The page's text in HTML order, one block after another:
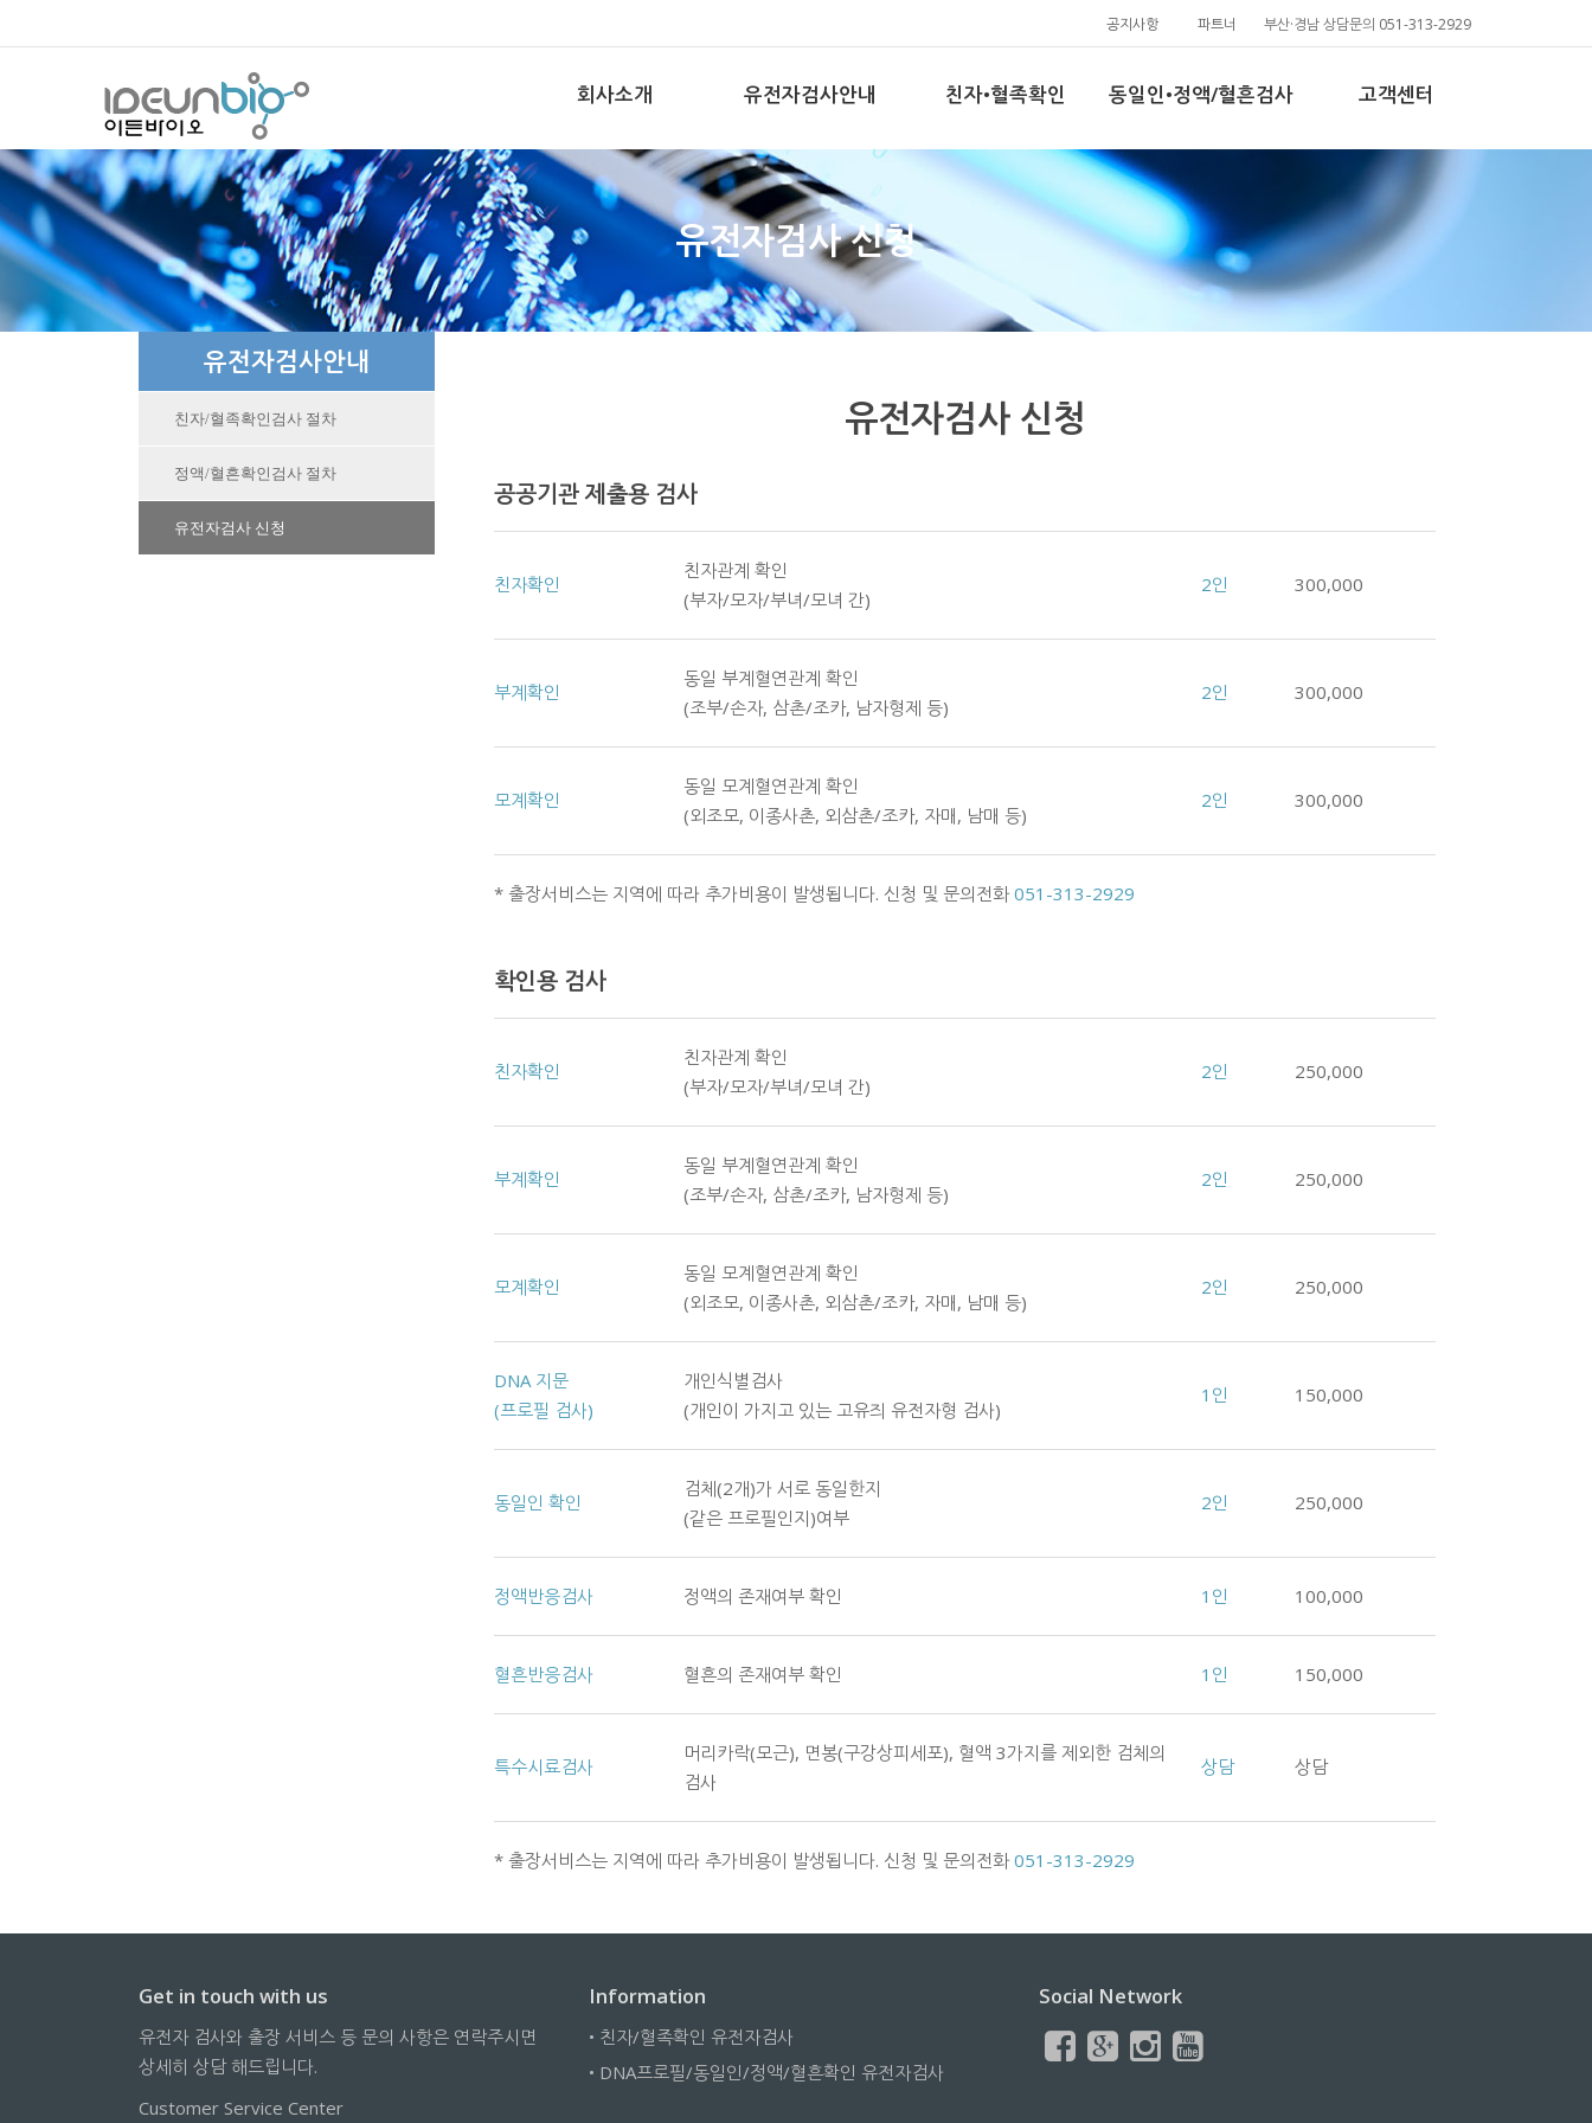
공지사항 파트너 부산·경남 상담문의 051-313-2929
회사소개 유전자검사안내 친자•혈족확인 동일인•정액/혈흔검사 고객센터
유전자검사 신청
유전자검사안내
친자/혈족확인검사 절차
정액/혈흔확인검사 절차
유전자검사 신청
유전자검사 신청
공공기관 제출용 검사
친자확인
친자관계 확인
(부자/모자/부녀/모녀 간)
2인 300,000
부계확인
동일 부계혈연관계 확인
(조부/손자, 삼촌/조카, 남자형제 등)
2인 300,000
모계확인
동일 모계혈연관계 확인
(외조모, 이종사촌, 외삼촌/조카, 자매, 남매 등)
2인 300,000
* 출장서비스는 지역에 따라 추가비용이 발생됩니다. 신청 및 문의전화051-313-2929
확인용 검사
친자확인
친자관계 확인
(부자/모자/부녀/모녀 간)
2인 250,000
부계확인
동일 부계혈연관계 확인
(조부/손자, 삼촌/조카, 남자형제 등)
2인 250,000
모계확인
동일 모계혈연관계 확인
(외조모, 이종사촌, 외삼촌/조카, 자매, 남매 등)
2인 250,000
DNA 지문
(프로필 검사)
개인식별검사
(개인이 가지고 있는 고유즤 유전자형 검사)
1인 150,000
동일인 확인
검체(2개)가 서로 동일한지
(같은 프로필인지)여부
2인 250,000
정액반응검사 정액의 존재여부 확인 1인 100,000
혈흔반응검사 혈흔의 존재여부 확인 1인 150,000
특수시료검사
머리카락(모근), 면봉(구강상피세포), 혈액 3가지를 제외한 검체의
검사
상담 상담
* 출장서비스는 지역에 따라 추가비용이 발생됩니다. 신청 및 문의전화051-313-2929
Get in touch with us
유전자 검사와 출장 서비스 등 문의 사항은 연락주시면
상세히 상담 해드립니다.
Customer Service Center
Information
• 친자/혈족확인 유전자검사
• DNA프로필/동일인/정액/혈흔확인 유전자검사
Social Network